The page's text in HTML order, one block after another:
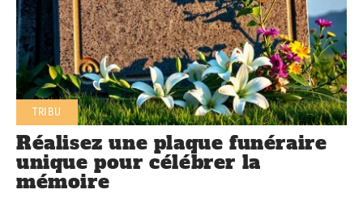
TRIBU
Réalisez une plaque funéraire
unique pour célébrer la
mémoire